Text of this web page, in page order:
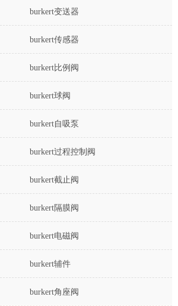
burkert变送器
burkert传感器
burkert比例阀
burkert球阀
burkert自吸泵
burkert过程控制阀
burkert截止阀
burkert隔膜阀
burkert电磁阀
burkert辅件
burkert角座阀